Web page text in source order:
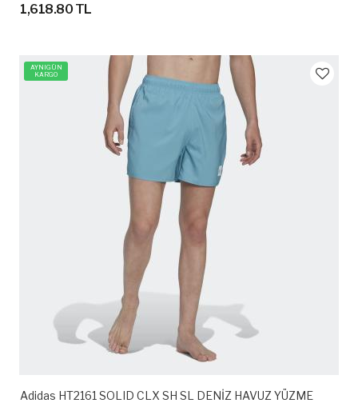
1,618.80 TL
AYNIGÜN
KARGO
Adidas HT2161 SOLID CLX SH SL DENİZ HAVUZ YÜZME